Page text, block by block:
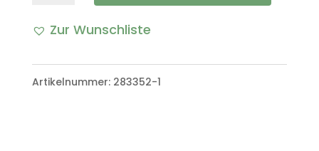
links
VW
Zur Wunschliste
lArtikelnummer: 283352-1